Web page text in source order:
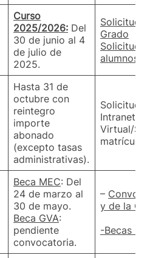
Curso
2025/2026: Del
30 de junio al 4
de julio de
2025.
Solicitud
Grado
Solicitud
alumnos
Hasta 31 de
octubre con
reintegro
importe
abonado
(excepto tasas
administrativas).
Solicitud
Intranet/
Virtual/
matrícula
Beca MEC: Del
24 de marzo al
30 de mayo.
Beca GVA:
pendiente
convocatoria.
–
y de la
-Becas